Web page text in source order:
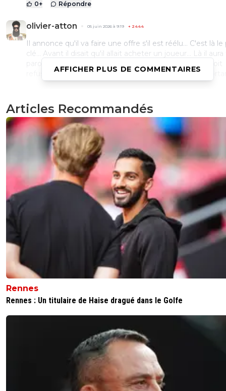
0+ Répondre
olivier-atton 05 juin 2026 à 9:19 + 2444
Il annonce qu'il va faire une offre s'il est réélu... C'est là
clé... Avant il disait qu'il allait acheter un joueur... Là il
parole rien qu'en faisant l'offre... Peu importe qu'elle soit
refusée et c'est là où l'élément de language est
refuser... Fin de l'histoire et Perez dira "j'ai tenu parole". Il
rabattra sur Rodri et hop le tour de passe passe aura eu
Perez réélu
Les promesses n'engagent que ceux qui les écoutent
+ Répondre
05 juin 2026 à 8:44 +81
Le PSG d'avant 2023 aurait NON? hors de question,
ce que le PSG de Luis Campos pensera comme ça? On
peut pas trouver aussi bien que Joao Neves pour 150
par exemple? Je n'en suis pas certain.
PSG dira non car il n'en a pas besoin.
0+ Répondre
05 juin 2026 à 8:17 +2444
Barcola ,Barcola ! A 150m€ c'est vendable 🤣
AFFICHER PLUS DE COMMENTAIRES
Articles Recommandés
Rennes
Rennes : Un titulaire de Haise dragué dans le Golfe